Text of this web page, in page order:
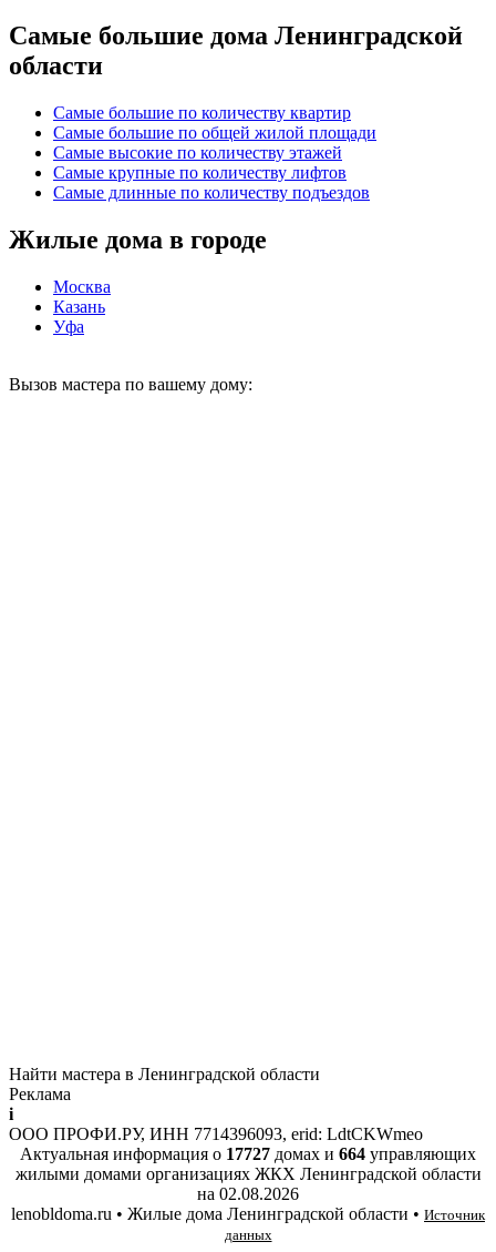
Самые большие дома Ленинградской
области
Самые большие по количеству квартир
Самые большие по общей жилой площади
Самые высокие по количеству этажей
Самые крупные по количеству лифтов
Самые длинные по количеству подъездов
Жилые дома в городе
Москва
Казань
Уфа
Вызов мастера по вашему дому:
Найти мастера в Ленинградской области
Реклама
i
ООО ПРОФИ.РУ, ИНН 7714396093, erid: LdtCKWmeo
Актуальная информация о 17727 домах и 664 управляющих
жилыми домами организациях ЖКХ Ленинградской области
на 02.08.2026
lenobldoma.ru • Жилые дома Ленинградской области • Источник
данных